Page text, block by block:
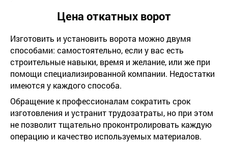
Цена откатных ворот
Изготовить и установить ворота можно двумя
способами: самостоятельно, если у вас есть
строительные навыки, время и желание, или же при
помощи специализированной компании. Недостатки
имеются у каждого способа.
Обращение к профессионалам сократить срок
изготовления и устранит трудозатраты, но при этом
не позволит тщательно проконтролировать каждую
операцию и качество используемых материалов.